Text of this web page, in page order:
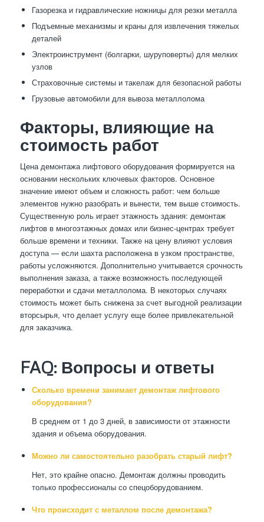
Газорезка и гидравлические ножницы для резки металла
Подъемные механизмы и краны для извлечения тяжелых
деталей
Электроинструмент (болгарки, шуруповерты) для мелких
узлов
Страховочные системы и такелаж для безопасной работы
Грузовые автомобили для вывоза металлолома
Факторы, влияющие на
стоимость работ
Цена демонтажа лифтового оборудования формируется на
основании нескольких ключевых факторов. Основное
значение имеют объем и сложность работ: чем больше
элементов нужно разобрать и вынести, тем выше стоимость.
Существенную роль играет этажность здания: демонтаж
лифтов в многоэтажных домах или бизнес-центрах требует
больше времени и техники. Также на цену влияют условия
доступа — если шахта расположена в узком пространстве,
работы усложняются. Дополнительно учитывается срочность
выполнения заказа, а также возможность последующей
переработки и сдачи металлолома. В некоторых случаях
стоимость может быть снижена за счет выгодной реализации
вторсырья, что делает услугу еще более привлекательной
для заказчика.
FAQ: Вопросы и ответы
Сколько времени занимает демонтаж лифтового
оборудования?
В среднем от 1 до 3 дней, в зависимости от этажности
здания и объема оборудования.
Можно ли самостоятельно разобрать старый лифт?
Нет, это крайне опасно. Демонтаж должны проводить
только профессионалы со спецоборудованием.
Что происходит с металлом после демонтажа?